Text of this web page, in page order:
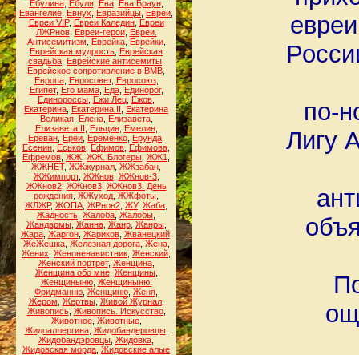
Ебулина, Ебуля, Ева, Ева Браун,
Евангелие Евнух Евразийцы Евреи
Евреи VIP, Евреи Каледин, Евреи
ЛЖРнов, Евреи-герои, Евреи.
Антисемитизм
Еврейка, Еврейки,
Еврейская мудрость Еврейская
свадьба Еврейские антисемиты
Еврейское сопротивление в ВМВ
Европа, Евросовет, Евросоюз,
Египет, Его мама, Еда, Единорог,
Единороссы Ежи Лец Ежов
Екатерина Екатерина II
Екатерина
Великая, Елена, Елизавета,
Елизавета II
Ельцин, Емелин,
Ереван Ереи Еременко Ерунда
Есенин Еськов Ефимов Ефимова
Ефремов ЖЖ ЖЖ. Блогеры ЖЖ1
ЖЖНЕТ, ЖЖжурнал ЖЖзабан
ЖЖимпорт, ЖЖнов, ЖЖнов-3,
ЖЖнов2, ЖЖнов3, ЖЖнов3. День
рождения ЖЖуход ЖЖфоты
ЖЛЖР, ЖОПА ЖРнов2 ЖУ, Жаба
Жадность Жалоба Жалобы
Жандармы, Жанна, Жанр, Жанры,
Жара, Жаргон, Жариков, Жванецкий,
ЖеЖешка, Железная дорога, Жена,
Жених Женоненавистник Женский
Женский портрет, Женщина,
Женщина обо мне, Женщины,
Женщиныню, Женщиныню.
Фридманню Женщиню Женя
Жером Жертвы, Живой Журнал,
Живопись, Живопись. Искусство,
Животное, Животные,
Жидоаллергина, Жидобандеровцы,
Жидобандэровцы Жидовка
Жидовская морда Жидовские алые
по-
Лигу